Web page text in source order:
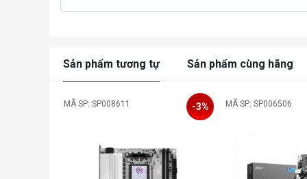
Sản phẩm tương tự Sản phẩm cùng hãng
MÃ SP: SP008611 -3% MÃ SP: SP006506